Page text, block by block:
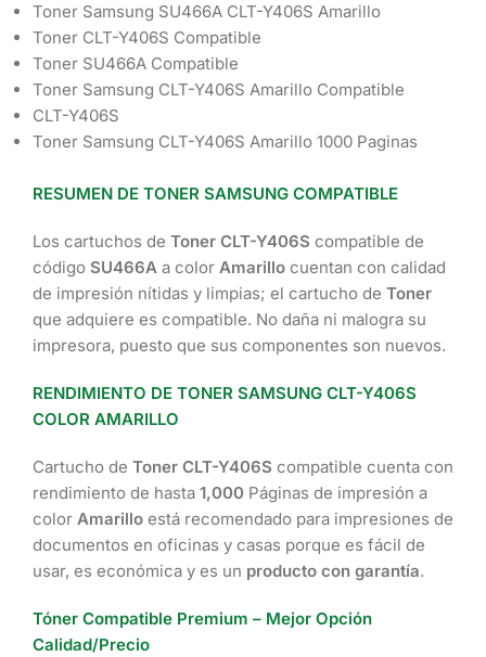
Toner Samsung SU466A CLT-Y406S Amarillo
Toner CLT-Y406S Compatible
Toner SU466A Compatible
Toner Samsung CLT-Y406S Amarillo Compatible
CLT-Y406S
Toner Samsung CLT-Y406S Amarillo 1000 Paginas
RESUMEN DE TONER SAMSUNG COMPATIBLE
Los cartuchos de Toner CLT-Y406S compatible de
código SU466A a color Amarillo cuentan con calidad
de impresión nítidas y limpias; el cartucho de Toner
que adquiere es compatible. No daña ni malogra su
impresora, puesto que sus componentes son nuevos.
RENDIMIENTO DE TONER SAMSUNG CLT-Y406S
COLOR AMARILLO
Cartucho de Toner CLT-Y406S compatible cuenta con
rendimiento de hasta 1,000 Páginas de impresión a
color Amarillo está recomendado para impresiones de
documentos en oficinas y casas porque es fácil de
usar, es económica y es un producto con garantía.
Tóner Compatible Premium – Mejor Opción
Calidad/Precio